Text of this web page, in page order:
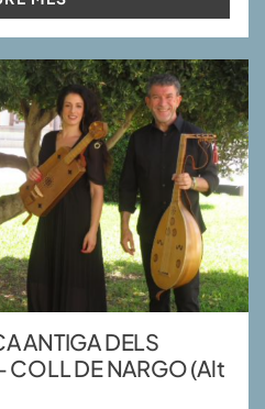
ANTIGA DELS
COLL DE NARGO (Alt